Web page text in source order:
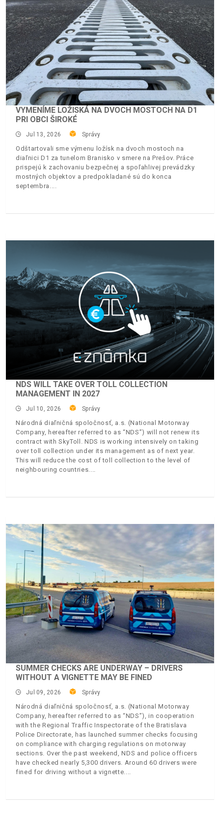
VYMENÍME LOŽISKÁ NA DVOCH MOSTOCH NA D1
PRI OBCI ŠIROKÉ
Jul 13, 2026 Správy
Odštartovali sme výmenu ložísk na dvoch mostoch na
diaľnici D1 za tunelom Branisko v smere na Prešov. Práce
prispejú k zachovaniu bezpečnej a spoľahlivej prevádzky
mostných objektov a predpokladané sú do konca
septembra.
NDS WILL TAKE OVER TOLL COLLECTION
MANAGEMENT IN 2027
Jul 10, 2026 Správy
Národná diaľničná spoločnosť, a.s. (National Motorway
Company, hereafter referred to as “NDS”) will not renew its
contract with SkyToll. NDS is working intensively on taking
over toll collection under its management as of next year.
This will reduce the cost of toll collection to the level of
neighbouring countries.
SUMMER CHECKS ARE UNDERWAY – DRIVERS
WITHOUT A VIGNETTE MAY BE FINED
Jul 09, 2026 Správy
Národná diaľničná spoločnosť, a.s. (National Motorway
Company, hereafter referred to as “NDS”), in cooperation
with the Regional Traffic Inspectorate of the Bratislava
Police Directorate, has launched summer checks focusing
on compliance with charging regulations on motorway
sections. Over the past weekend, NDS and police officers
have checked nearly 5,300 drivers. Around 60 drivers were
fined for driving without a vignette.